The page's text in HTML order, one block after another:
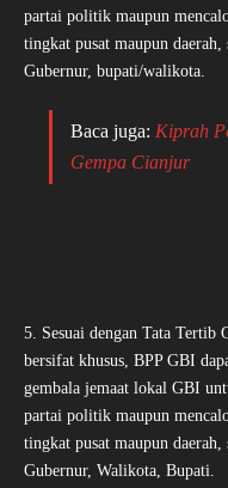
partai politik maupun
tingkat pusat maupun
Gubernur, bupati/walikota.
Baca juga: Kiprah
Gempa Cianjur
5. Sesuai dengan Tata Tertib
bersifat khusus, BPP GBI
gembala jemaat lokal GBI
partai politik maupun
tingkat pusat maupun
Gubernur, Walikota, Bupati.